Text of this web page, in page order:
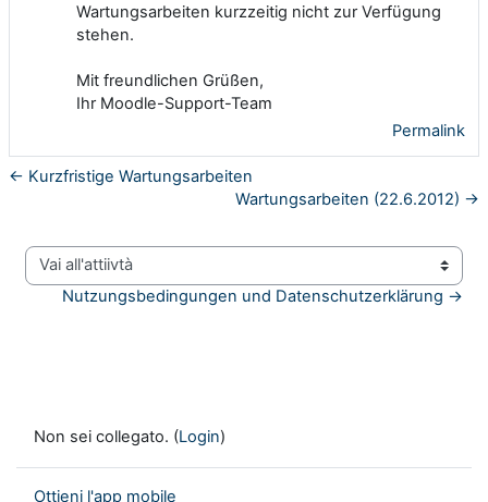
Wartungsarbeiten kurzzeitig nicht zur Verfügung
stehen.
Mit freundlichen Grüßen,
Ihr Moodle-Support-Team
Permalink
← Kurzfristige Wartungsarbeiten
Wartungsarbeiten (22.6.2012) →
Vai all'attiivtà
Nutzungsbedingungen und Datenschutzerklärung →
Non sei collegato. (Login)
Ottieni l'app mobile